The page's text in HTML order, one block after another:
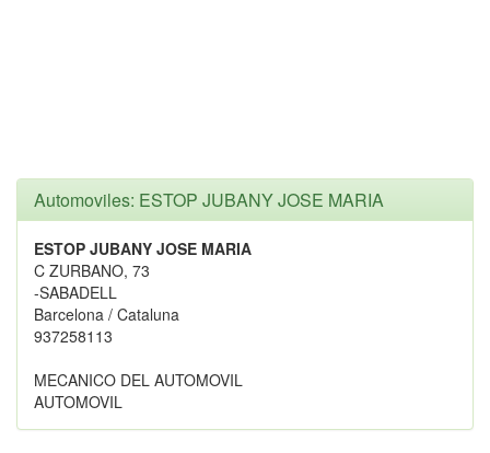
Automoviles: ESTOP JUBANY JOSE MARIA
ESTOP JUBANY JOSE MARIA
C ZURBANO, 73
-SABADELL
Barcelona / Cataluna
937258113
MECANICO DEL AUTOMOVIL
AUTOMOVIL